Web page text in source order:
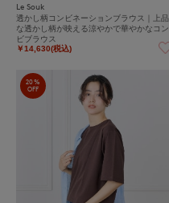
Le Souk
透かし柄コンビネーションブラウス｜上品
な透かし柄が映える涼やかで華やかなコン
ビブラウス
￥14,630(税込)
20%
OFF